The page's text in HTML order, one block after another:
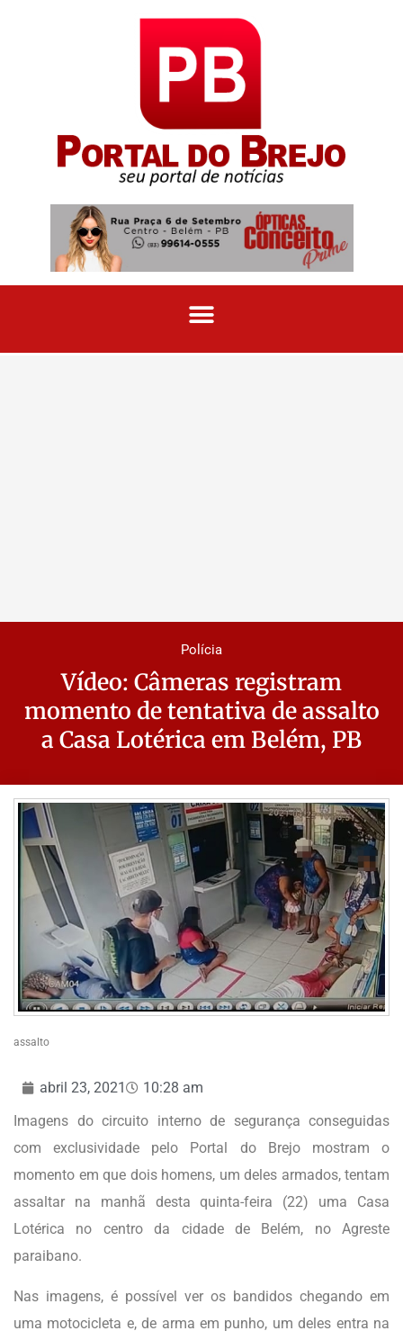
Polícia
Vídeo: Câmeras registram
momento de tentativa de assalto
a Casa Lotérica em Belém, PB
assalto
abril 23, 2021
10:28 am
Imagens do circuito interno de segurança conseguidas
com exclusividade pelo Portal do Brejo mostram o
momento em que dois homens, um deles armados, tentam
assaltar na manhã desta quinta-feira (22) uma Casa
Lotérica no centro da cidade de Belém, no Agreste
paraibano.
Nas imagens, é possível ver os bandidos chegando em
uma motocicleta e, de arma em punho, um deles entra na